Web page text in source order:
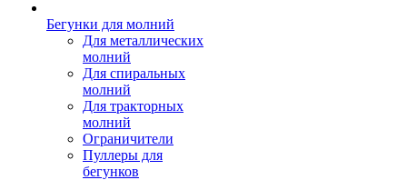
Бегунки для молний
Для металлических
молний
Для спиральных
молний
Для тракторных
молний
Ограничители
Пуллеры для
бегунков